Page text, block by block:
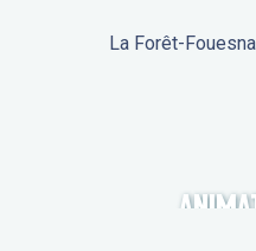
La Forêt-